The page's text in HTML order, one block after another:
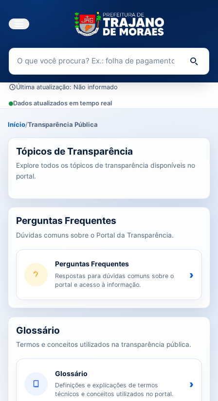
Buscar no Portal da Transparência
Última atualização: Não informado
Dados atualizados em tempo real
Início/Transparência Pública
0 tópicos carregados do banco de dados.
Tópicos de Transparência
Explore todos os tópicos de transparência disponíveis no
portal.
Perguntas Frequentes
Dúvidas comuns sobre o Portal da Transparência.
Perguntas Frequentes
Respostas para dúvidas comuns sobre o
portal e acesso à informação.
›
Glossário
Termos e conceitos utilizados na transparência pública.
Glossário
Definições e explicações de termos
técnicos e conceitos utilizados no portal.
›